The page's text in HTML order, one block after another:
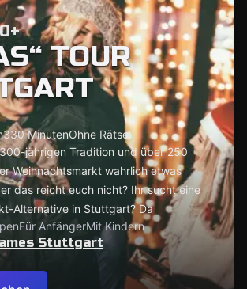
TOUR
330 MinutenOhne Rätsel
jährigen Tradition und über 250
Weihnachtsmarkt wahrlich etwas
das reicht euch nicht? Ihr sucht eine
Alternative in Stuttgart? Da
Für AnfängerMit Kindern
Stuttgart